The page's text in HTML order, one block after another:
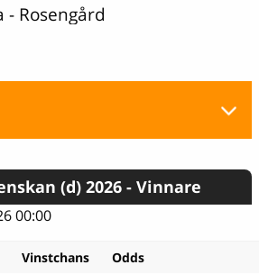
Rosengård
(d) 2026 - Vinnare
00:00
Vinstchans Odds